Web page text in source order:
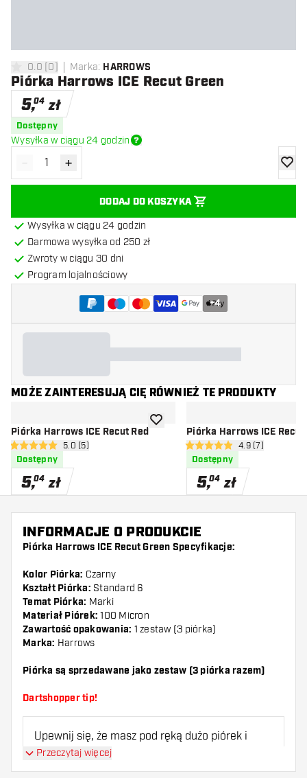
0 gwiazdki oceny
0.0 [0] Marka: HARROWS
Piórka Harrows ICE Recut Green
5,04 zł
Dostępny
Wysyłka w ciągu 24 godzin
Zmniejsz ilość
- Zwiększ ilość
+
DODAJ DO KOSZYKA
Wysyłka w ciągu 24 godzin
Darmowa wysyłka od 250 zł
Zwroty w ciągu 30 dni
Program lojalnościowy
+4
MOŻE ZAINTERESUJĄ CIĘ RÓWNIEŻ TE PRODUKTY
Piórka Harrows ICE Recut Red
otwórz panel recenzji
5 gwiazdki oceny5.0 (5)
Dostępny
5,04 zł
dodaj do listy życzeń
Piórka Harrows ICE Recut
otwórz panel
4.9 gwiazdki oceny
4.9 (7)
Dostępny
5,04 zł
INFORMACJE O PRODUKCIE
Piórka Harrows ICE Recut Green Specyfikacje:
Kolor Piórka: Czarny
Kształt Piórka: Standard 6
Temat Piórka: Marki
Materiał Piórek: 100 Micron
Zawartość opakowania: 1 zestaw (3 piórka)
Marka: Harrows
Piórka są sprzedawane jako zestaw (3 piórka razem)
Dartshopper tip!
Upewnij się, że masz pod ręką dużo piórek i
shaftów. Mogą one zostać uszkodzone lub
złamane w wyniku użytkowania.
Przeczytaj więcej